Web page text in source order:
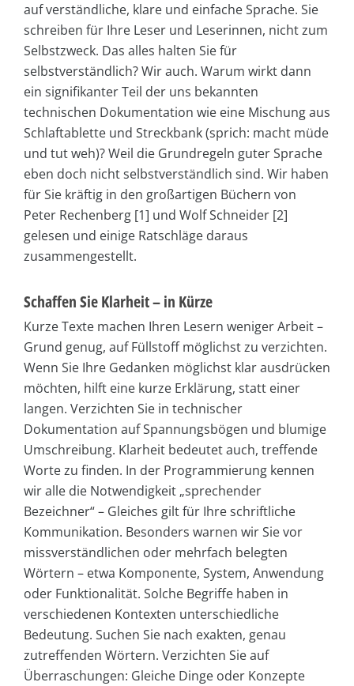
auf verständliche, klare und einfache Sprache. Sie
schreiben für Ihre Leser und Leserinnen, nicht zum
Selbstzweck. Das alles halten Sie für
selbstverständlich? Wir auch. Warum wirkt dann
ein signifikanter Teil der uns bekannten
technischen Dokumentation wie eine Mischung aus
Schlaftablette und Streckbank (sprich: macht müde
und tut weh)? Weil die Grundregeln guter Sprache
eben doch nicht selbstverständlich sind. Wir haben
für Sie kräftig in den großartigen Büchern von
Peter Rechenberg [1] und Wolf Schneider [2]
gelesen und einige Ratschläge daraus
zusammengestellt.
Schaffen Sie Klarheit – in Kürze
Kurze Texte machen Ihren Lesern weniger Arbeit –
Grund genug, auf Füllstoff möglichst zu verzichten.
Wenn Sie Ihre Gedanken möglichst klar ausdrücken
möchten, hilft eine kurze Erklärung, statt einer
langen. Verzichten Sie in technischer
Dokumentation auf Spannungsbögen und blumige
Umschreibung. Klarheit bedeutet auch, treffende
Worte zu finden. In der Programmierung kennen
wir alle die Notwendigkeit „sprechender
Bezeichner“ – Gleiches gilt für Ihre schriftliche
Kommunikation. Besonders warnen wir Sie vor
missverständlichen oder mehrfach belegten
Wörtern – etwa Komponente, System, Anwendung
oder Funktionalität. Solche Begriffe haben in
verschiedenen Kontexten unterschiedliche
Bedeutung. Suchen Sie nach exakten, genau
zutreffenden Wörtern. Verzichten Sie auf
Überraschungen: Gleiche Dinge oder Konzepte